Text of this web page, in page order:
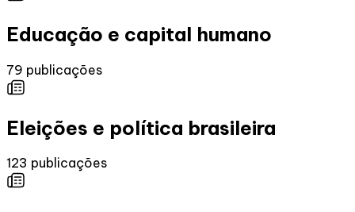
Educação e capital humano
79 publicações
Eleições e política brasileira
123 publicações